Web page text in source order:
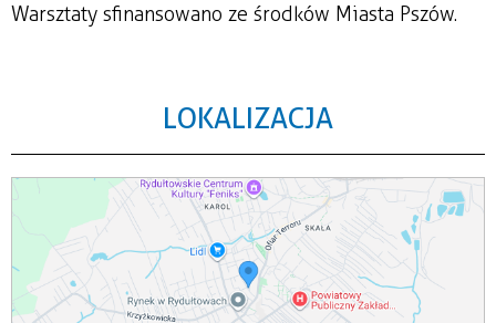
Warsztaty sfinansowano ze środków Miasta Pszów.
LOKALIZACJA